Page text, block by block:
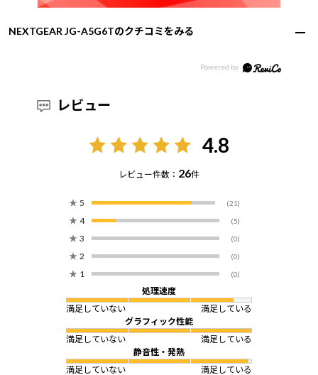
NEXTGEAR JG-A5G6Tのクチコミをみる
レビュー
4.8
レビュー件数： 26件
★ 5 (21)
★ 4 (5)
★ 3 (0)
★ 2 (0)
★ 1 (0)
処理速度
満足していない
満足している
グラフィック性能
満足していない
満足している
静音性・発熱
満足していない
満足している